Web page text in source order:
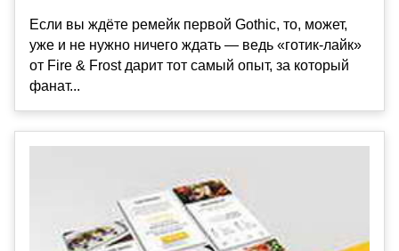
Если вы ждёте ремейк первой Gothic, то, может,
уже и не нужно ничего ждать — ведь «готик-лайк»
от Fire & Frost дарит тот самый опыт, за который
фанат...